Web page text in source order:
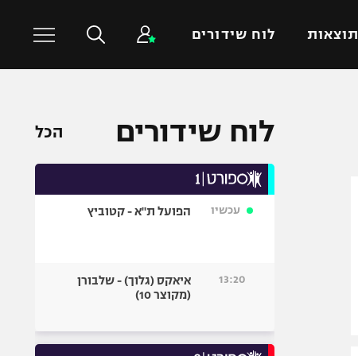
תוצאות לוח שידורים
כדורסל עולמי
כדורעף
ספורט אולימפי
היאבקות WWE
לוח שידורים הכל
עכשיו הפועל ת"א - קטוביץ
13:20
איאקס (גלוך) - שלבורן
(מקוצר 10)